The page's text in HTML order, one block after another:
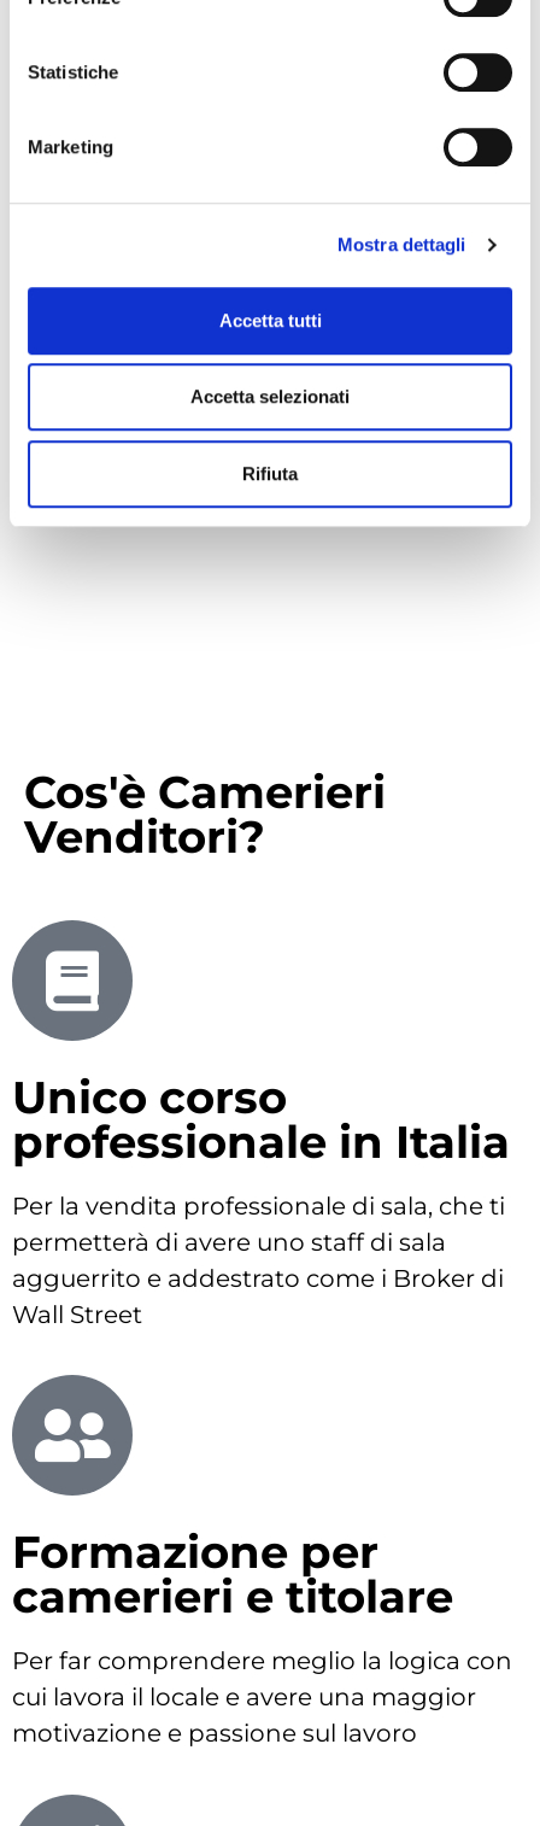
Statistiche
Marketing
Mostra dettagli
Accetta tutti
Accetta selezionati
Rifiuta
Via Virgilio, 17, 47838 Riccione RN
Cos'è Camerieri
Venditori?
Unico corso
professionale in Italia
Per la vendita professionale di sala, che ti
permetterà di avere uno staff di sala
agguerrito e addestrato come i Broker di
Wall Street
Formazione per
camerieri e titolare
Per far comprendere meglio la logica con
cui lavora il locale e avere una maggior
motivazione e passione sul lavoro